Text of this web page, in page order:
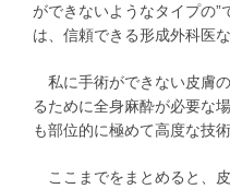
ができないようなタイプの”
は、信頼できる形成外科医
私に手術ができない皮膚
るために全身麻酔が必要な
も部位的に極めて高度な技
ここまでをまとめると、皮